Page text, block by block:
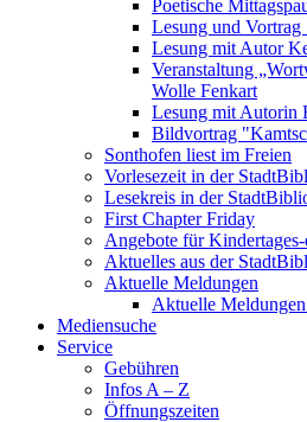
Poetische
Lesung und
Lesung mit Autor
Veranstaltung
Wolle Fenkart
Lesung mit Autorin
Bildvortrag
Sonthofen liest im Freien
Vorlesezeit in der
Lesekreis in der
First Chapter Friday
Angebote für
Aktuelles aus der
Aktuelle Meldungen
Aktuelle
Mediensuche
Service
Gebühren
Infos A – Z
Öffnungszeiten